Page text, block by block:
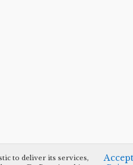
to deliver its services,
Accept